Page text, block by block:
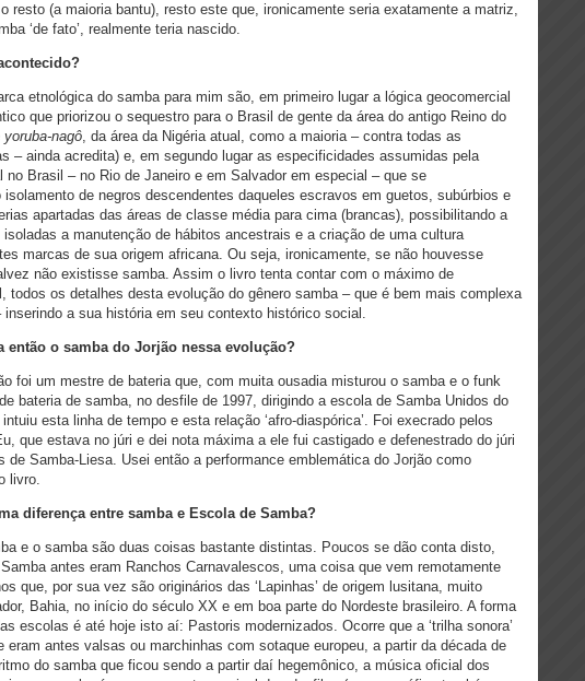
resto (a maioria bantu), resto este que, ironicamente seria exatamente a matriz,
‘de fato’, realmente teria nascido.
etnológica do samba para mim são, em primeiro lugar a lógica geocomercial
que priorizou o sequestro para o Brasil de gente da área do antigo Reino do
yoruba-nagô, da área da Nigéria atual, como a maioria – contra todas as
– ainda acredita) e, em segundo lugar as especificidades assumidas pela
no Brasil – no Rio de Janeiro e em Salvador em especial – que se
isolamento de negros descendentes daqueles escravos em guetos, subúrbios e
apartadas das áreas de classe média para cima (brancas), possibilitando a
a manutenção de hábitos ancestrais e a criação de uma cultura
marcas de sua origem africana. Ou seja, ironicamente, se não houvesse
não existisse samba. Assim o livro tenta contar com o máximo de
todos os detalhes desta evolução do gênero samba – que é bem mais complexa
inserindo a sua história em seu contexto histórico social.
então o samba do Jorjão nessa evolução?
foi um mestre de bateria que, com muita ousadia misturou o samba e o funk
bateria de samba, no desfile de 1997, dirigindo a escola de Samba Unidos do
esta linha de tempo e esta relação ‘afro-diaspórica’. Foi execrado pelos
que estava no júri e dei nota máxima a ele fui castigado e defenestrado do júri
de Samba-Liesa. Usei então a performance emblemática do Jorjão como
livro.
diferença entre samba e Escola de Samba?
e o samba são duas coisas bastante distintas. Poucos se dão conta disto,
antes eram Ranchos Carnavalescos, uma coisa que vem remotamente
que, por sua vez são originários das ‘Lapinhas’ de origem lusitana, muito
Bahia, no início do século XX e em boa parte do Nordeste brasileiro. A forma
escolas é até hoje isto aí: Pastoris modernizados. Ocorre que a ‘trilha sonora’
eram antes valsas ou marchinhas com sotaque europeu, a partir da década de
do samba que ficou sendo a partir daí hegemônico, a música oficial dos